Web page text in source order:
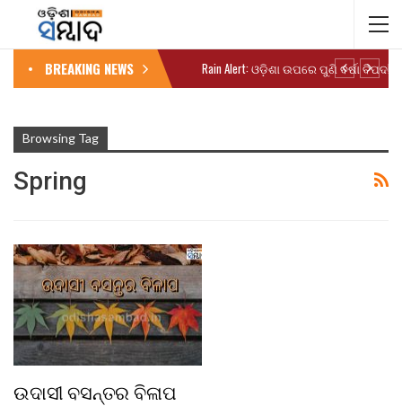
BREAKING NEWS
Browsing Tag
Spring
ଉଦାସୀ ବସନ୍ତର ବିଳାପ